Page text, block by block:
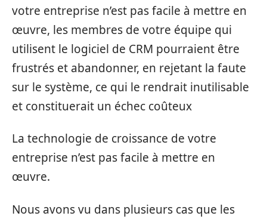
votre entreprise n’est pas facile à mettre en
œuvre, les membres de votre équipe qui
utilisent le logiciel de CRM pourraient être
frustrés et abandonner, en rejetant la faute
sur le système, ce qui le rendrait inutilisable
et constituerait un échec coûteux
La technologie de croissance de votre
entreprise n’est pas facile à mettre en
œuvre.
Nous avons vu dans plusieurs cas que les